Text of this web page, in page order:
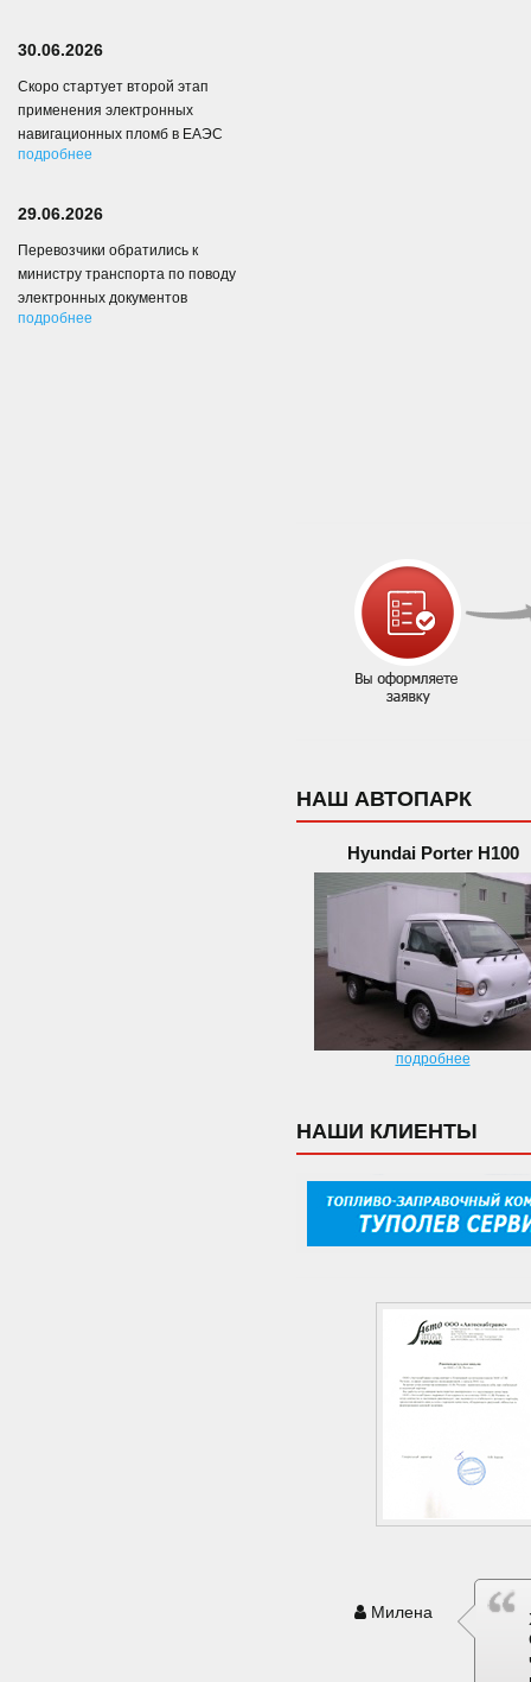
НАШ АВТОПАРК
Hyundai Porter H100
подробнее
НАШИ КЛИЕНТЫ
Милена
30.06.2026
Скоро стартует второй этап
применения электронных
навигационных пломб в ЕАЭС
подробнее
29.06.2026
Перевозчики обратились к
министру транспорта по поводу
электронных документов
подробнее